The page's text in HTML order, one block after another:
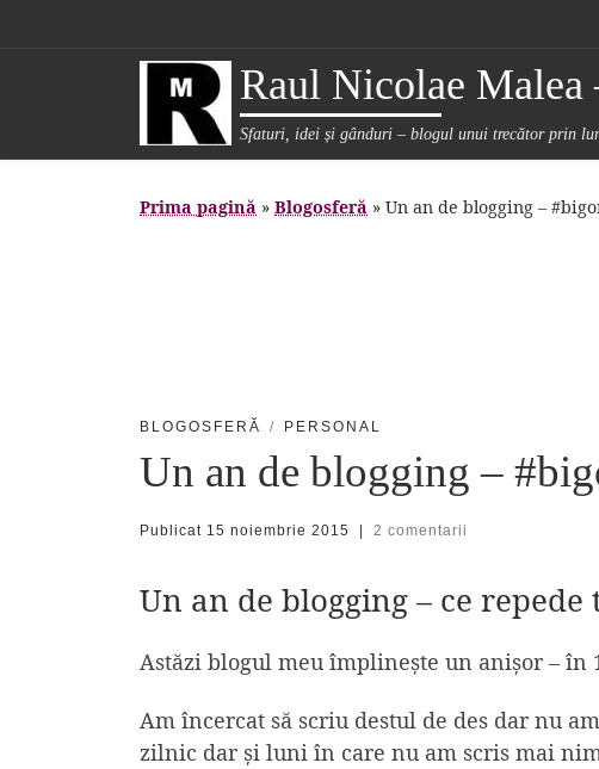
Raul Nicolae Malea
Sfaturi, idei și gânduri – blogul unui trecător prin
Prima pagină » Blogosferă » Un an de blogging –
BLOGOSFERĂ PERSONAL
Un an de blogging –
Publicat 15 noiembrie 2015 2 comentarii
Un an de blogging – ce
Astăzi blogul meu împlinește un anișor – în
Am încercat să scriu destul de des dar nu
zilnic dar și luni în care nu am scris mai